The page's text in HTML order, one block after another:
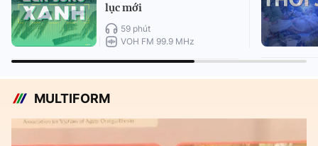
lục mới
59 phút
VOH FM 99.9 MHz
MULTIFORM